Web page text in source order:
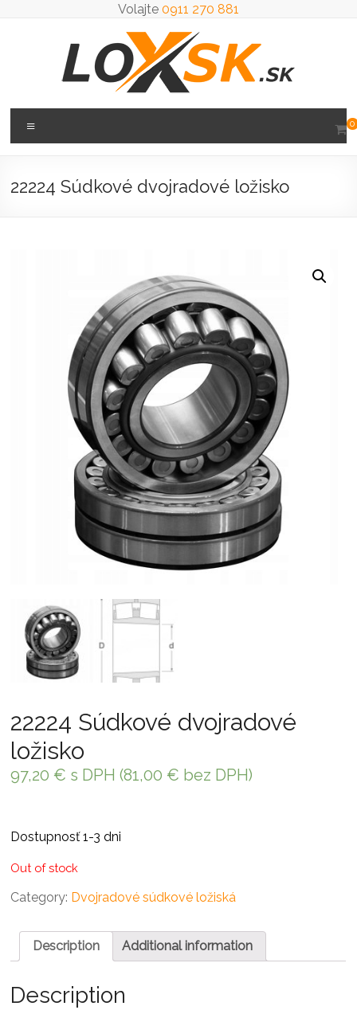
Volajte 0911 270 881
Loxsk
predaj
0
22224 Súdkové dvojradové ložisko
22224 Súdkové dvojradové
ložisko
97,20 € s DPH (81,00 € bez DPH)
Dostupnosť 1-3 dni
Out of stock
Category: Dvojradové súdkové ložiská
Description Additional information
Description